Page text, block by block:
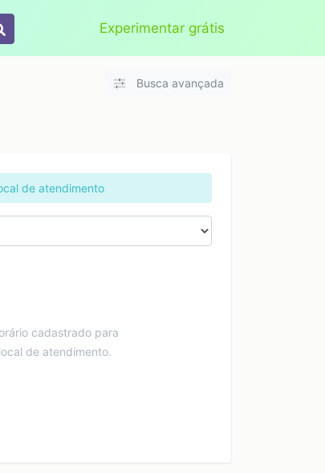
Experimentar grátis
Aplicar
Busca avançada
de atendimento
cadastrado para
de atendimento.